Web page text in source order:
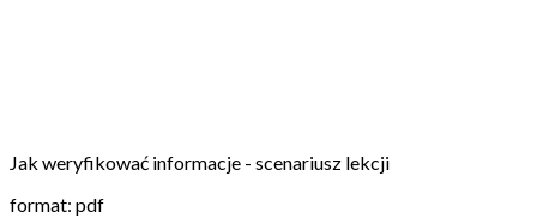
Jak weryfikować informacje - scenariusz lekcji
format: pdf